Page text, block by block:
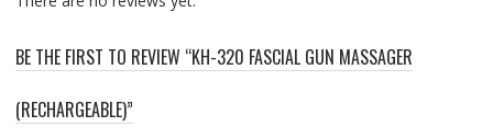
BE THE FIRST TO REVIEW “KH-320 FASCIAL GUN MASSAGER
(RECHARGEABLE)”